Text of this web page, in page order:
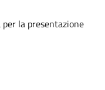
la presentazione